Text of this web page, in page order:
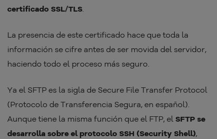
certificado SSL/TLS.
La presencia de este certificado hace que toda la
información se cifre antes de ser movida del servidor,
haciendo todo el proceso más seguro.
Ya el SFTP es la sigla de Secure File Transfer Protocol
(Protocolo de Transferencia Segura, en español).
Aunque tiene la misma función que el FTP, el SFTP se
desarrolla sobre el protocolo SSH (Security Shell),